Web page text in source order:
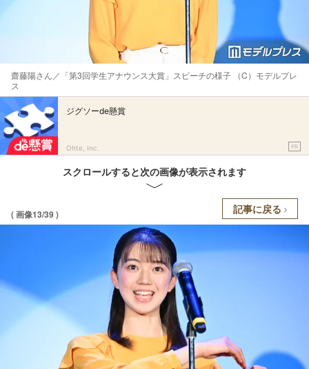
齋藤陽さん／「第3回学生アナウンス大賞」スピーチの様子 （C）モデルプレ
ス
ジグソーde懸賞
Ohte, Inc. PR
スクロールすると次の画像が表示されます
( 画像13/39 ) 記事に戻る